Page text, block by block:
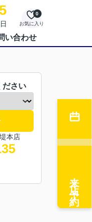
お気に入り
0
い合わせ
ださい
本店
来店予約